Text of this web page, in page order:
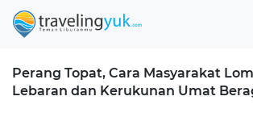
Perang Topat, Cara Masyarakat
Lebaran dan Kerukunan Umat